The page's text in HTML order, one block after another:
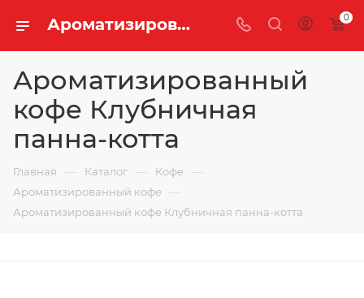
Ароматизированный кофе Клубничная панна-котта купить оптом и в розницу | «Легенда Чая» 0
Ароматизированный
кофе Клубничная
панна-котта
Главная — Каталог — Кофе —
Ароматизированный кофе —
Ароматизированный кофе Клубничная панна-котта